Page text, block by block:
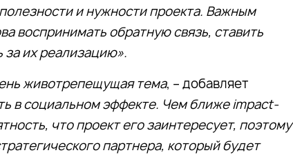
и нужности проекта. Важным
воспринимать обратную связь, ставить
за их реализацию».
животрепещущая тема, – добавляет
в социальном эффекте. Чем ближе impact-
что проект его заинтересует, поэтому
партнера, который будет